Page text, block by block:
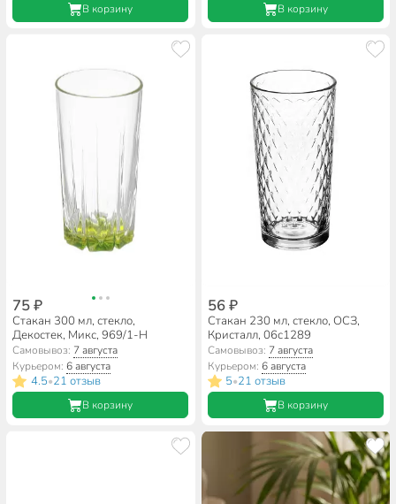
В корзину В корзину
75 ₽
Стакан 300 мл, стекло,
Декостек, Микс, 969/1-Н
Самовывоз: 7 августа
Курьером:6 августа
4.5•21 отзыв
В корзину
56 ₽
Стакан 230 мл, стекло, ОСЗ,
Кристалл, 06с1289
Самовывоз: 7 августа
Курьером: 6 августа
5•21 отзыв
В корзину